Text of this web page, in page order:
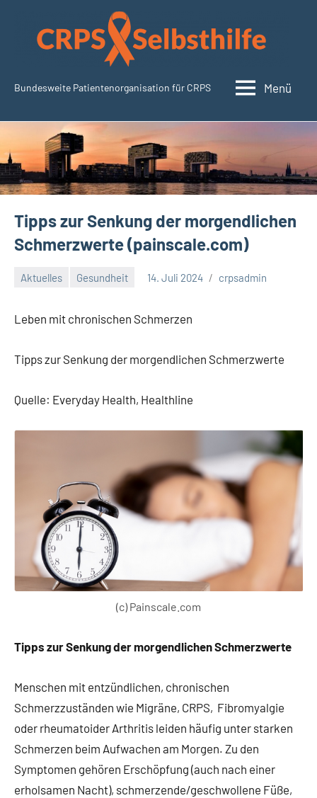
springen
CRPSSelbsthilfe.org
Bundesweite Patientenorganisation für CRPS Menü
Tipps zur Senkung der morgendlichen
Schmerzwerte (painscale.com)
Aktuelles Gesundheit 14. Juli 2024 crpsadmin
Leben mit chronischen Schmerzen
Tipps zur Senkung der morgendlichen Schmerzwerte
Quelle: Everyday Health, Healthline
(c) Painscale.com
Tipps zur Senkung der morgendlichen Schmerzwerte
Menschen mit entzündlichen, chronischen
Schmerzzuständen wie Migräne, CRPS, Fibromyalgie
oder rheumatoider Arthritis leiden häufig unter starken
Schmerzen beim Aufwachen am Morgen. Zu den
Symptomen gehören Erschöpfung (auch nach einer
erholsamen Nacht), schmerzende/geschwollene Füße,